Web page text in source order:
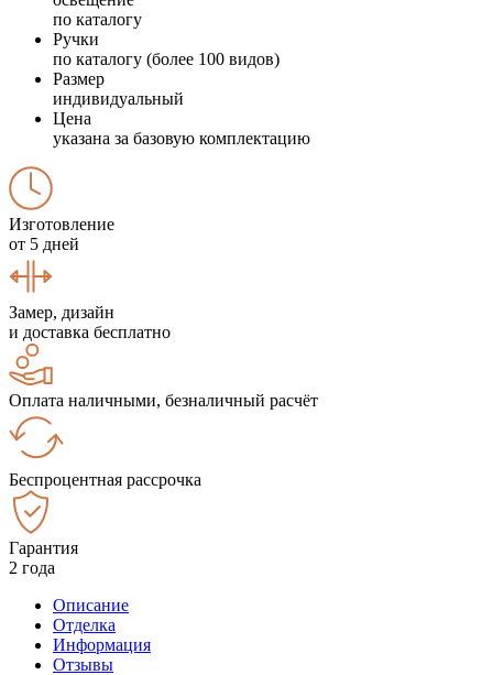
по каталогу
Ручки
по каталогу (более 100 видов)
Размер
индивидуальный
Цена
указана за базовую комплектацию
Изготовление
от 5 дней
Замер, дизайн
и доставка бесплатно
Оплата наличными, безналичный расчёт
Беспроцентная рассрочка
Гарантия
2 года
Описание
Отделка
Информация
Отзывы